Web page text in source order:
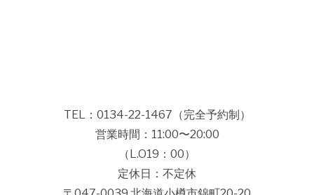
TEL：0134-22-1467 （完全予約制）
営業時間：11:00〜20:00
（L.O19：00）
定休日：不定休